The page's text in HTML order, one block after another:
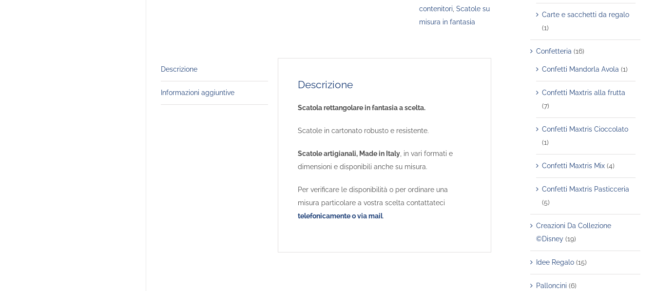
contenitori Scatole su
misura in fantasia
Descrizione
Informazioni aggiuntive
Descrizione
Scatola rettangolare in fantasia a scelta.
Scatole in cartonato robusto e resistente.
Scatole artigianali, Made in Italy , in vari formati e
dimensioni e disponibili anche su misura.
Per verificare le disponibilità o per ordinare una
misura particolare a vostra scelta contattateci
telefonicamente o via mail.
Carte e sacchetti da regalo
(1)
Confetteria (16)
Confetti Mandorla Avola (1)
Confetti Maxtris alla frutta
(7)
Confetti Maxtris Cioccolato
(1)
Confetti Maxtris Mix (4)
Confetti Maxtris Pasticceria
(5)
Creazioni Da Collezione
©Disney (19)
Idee Regalo (15)
Palloncini (6)